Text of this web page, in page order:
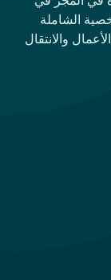
الشاملة
والانتقال